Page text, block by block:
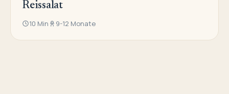
Reissalat
10 Min 9-12 Monate